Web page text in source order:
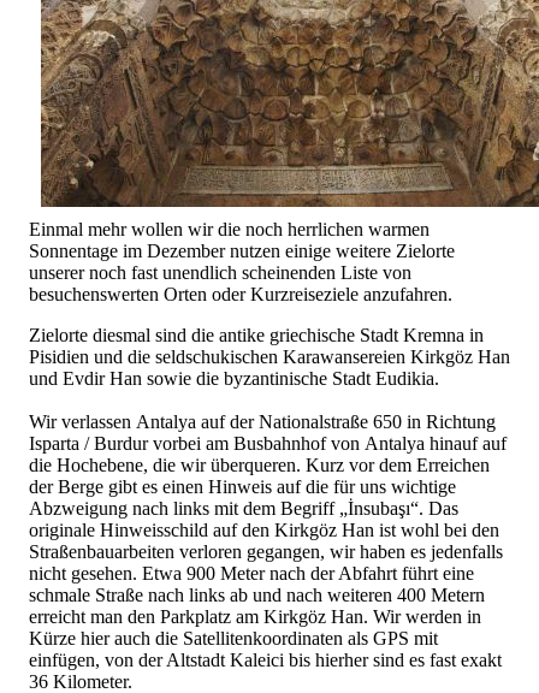
Einmal mehr wollen wir die noch herrlichen warmen
Sonnentage im Dezember nutzen einige weitere Zielorte
unserer noch fast unendlich scheinenden Liste von
besuchenswerten Orten oder Kurzreiseziele anzufahren.
Zielorte diesmal sind die antike griechische Stadt Kremna in
Pisidien und die seldschukischen Karawansereien Kirkgöz Han
und Evdir Han sowie die byzantinische Stadt Eudikia.
Wir verlassen Antalya auf der Nationalstraße 650 in Richtung
Isparta / Burdur vorbei am Busbahnhof von Antalya hinauf auf
die Hochebene, die wir überqueren. Kurz vor dem Erreichen
der Berge gibt es einen Hinweis auf die für uns wichtige
Abzweigung nach links mit dem Begriff „İnsubaşı“. Das
originale Hinweisschild auf den Kirkgöz Han ist wohl bei den
Straßenbauarbeiten verloren gegangen, wir haben es jedenfalls
nicht gesehen. Etwa 900 Meter nach der Abfahrt führt eine
schmale Straße nach links ab und nach weiteren 400 Metern
erreicht man den Parkplatz am Kirkgöz Han. Wir werden in
Kürze hier auch die Satellitenkoordinaten als GPS mit
einfügen, von der Altstadt Kaleici bis hierher sind es fast exakt
36 Kilometer.